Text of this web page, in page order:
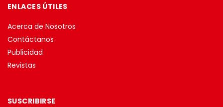
ENLACES ÚTILES
Acerca de Nosotros
Contáctanos
Publicidad
Revistas
SUSCRIBIRSE